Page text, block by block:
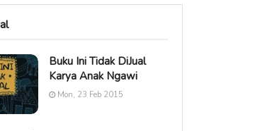
Buku Ini Tidak DiJual
Karya Anak Ngawi
Mon, 23 Feb 2015